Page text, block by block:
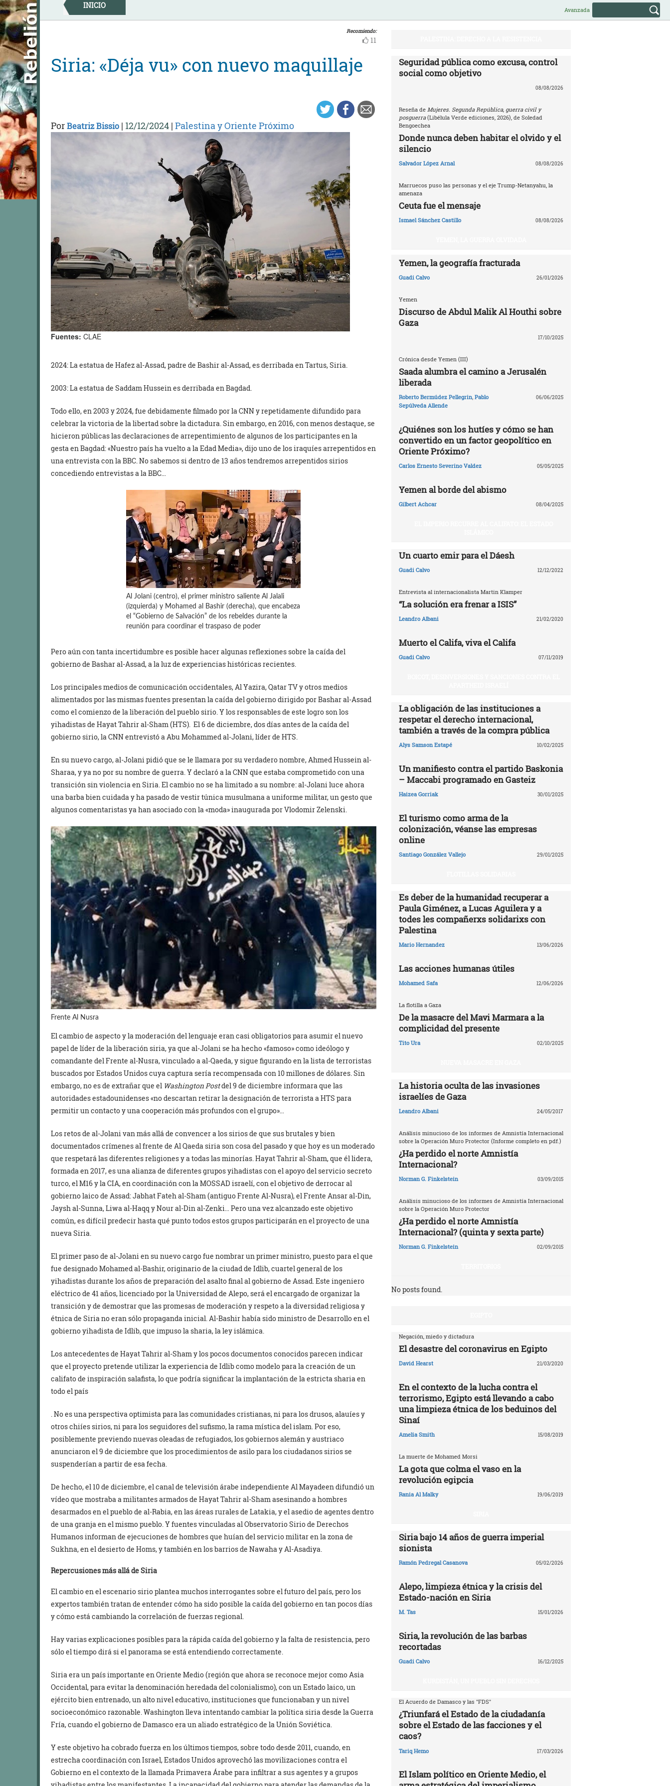
Skip
to
content
INICIO Avanzada
Recomiendo:
11
Siria: «Déja vu» con nuevo maquillaje
PorBeatriz Bissio | 12/12/2024 | Palestina y Oriente Próximo
Fuentes: CLAE
2024: La estatua de Hafez al-Assad, padre de Bashir al-Assad, es derribada en Tartus, Siria.
2003: La estatua de Saddam Hussein es derribada en Bagdad.
Todo ello, en 2003 y 2024, fue debidamente filmado por la CNN y repetidamente difundido para
celebrar la victoria de la libertad sobre la dictadura. Sin embargo, en 2016, con menos destaque, se
hicieron públicas las declaraciones de arrepentimiento de algunos de los participantes en la
gesta en Bagdad: «Nuestro país ha vuelto a la Edad Media», dijo uno de los iraquíes arrepentidos en
una entrevista con la BBC. No sabemos si dentro de 13 años tendremos arrepentidos sirios
concediendo entrevistas a la BBC…
Al Jolani (centro), el primer ministro saliente Al Jalali
(izquierda) y Mohamed al Bashir (derecha), que encabeza
el “Gobierno de Salvación” de los rebeldes durante la
reunión para coordinar el traspaso de poder
Pero aún con tanta incertidumbre es posible hacer algunas reflexiones sobre la caída del
gobierno de Bashar al-Assad, a la luz de experiencias históricas recientes.
Los principales medios de comunicación occidentales, Al Yazira, Qatar TV y otros medios
alimentados por las mismas fuentes presentan la caída del gobierno dirigido por Bashar al-Assad
como el comienzo de la liberación del pueblo sirio. Y los responsables de este logro son los
yihadistas de Hayat Tahrir al-Sham (HTS). El 6 de diciembre, dos días antes de la caída del
gobierno sirio, la CNN entrevistó a Abu Mohammed al-Jolani, líder de HTS.
En su nuevo cargo, al-Jolani pidió que se le llamara por su verdadero nombre, Ahmed Hussein al-
Sharaa, y ya no por su nombre de guerra. Y declaró a la CNN que estaba comprometido con una
transición sin violencia en Siria. El cambio no se ha limitado a su nombre: al-Jolani luce ahora
una barba bien cuidada y ha pasado de vestir túnica musulmana a uniforme militar, un gesto que
algunos comentaristas ya han asociado con la «moda» inaugurada por Vlodomir Zelenski.
Frente Al Nusra
El cambio de aspecto y la moderación del lenguaje eran casi obligatorios para asumir el nuevo
papel de líder de la liberación siria, ya que al-Jolani se ha hecho «famoso» como ideólogo y
comandante del Frente al-Nusra, vinculado a al-Qaeda, y sigue figurando en la lista de terroristas
buscados por Estados Unidos cuya captura sería recompensada con 10 millones de dólares. Sin
embargo, no es de extrañar que el Washington Postdel 9 de diciembre informara que las
autoridades estadounidenses «no descartan retirar la designación de terrorista a HTS para
permitir un contacto y una cooperación más profundos con el grupo»…
Los retos de al-Jolani van más allá de convencer a los sirios de que sus brutales y bien
documentados crímenes al frente de Al Qaeda siria son cosa del pasado y que hoy es un moderado
que respetará las diferentes religiones y a todas las minorías. Hayat Tahrir al-Sham, que él lidera,
formada en 2017, es una alianza de diferentes grupos yihadistas con el apoyo del servicio secreto
turco, el M16 y la CIA, en coordinación con la MOSSAD israelí, con el objetivo de derrocar al
gobierno laico de Assad: Jabhat Fateh al-Sham (antiguo Frente Al-Nusra), el Frente Ansar al-Din,
Jaysh al-Sunna, Liwa al-Haqq y Nour al-Din al-Zenki… Pero una vez alcanzado este objetivo
común, es difícil predecir hasta qué punto todos estos grupos participarán en el proyecto de una
nueva Siria.
El primer paso de al-Jolani en su nuevo cargo fue nombrar un primer ministro, puesto para el que
fue designado Mohamed al-Bashir, originario de la ciudad de Idlib, cuartel general de los
yihadistas durante los años de preparación del asalto final al gobierno de Assad. Este ingeniero
eléctrico de 41 años, licenciado por la Universidad de Alepo, será el encargado de organizar la
transición y de demostrar que las promesas de moderación y respeto a la diversidad religiosa y
étnica de Siria no eran sólo propaganda inicial. Al-Bashir había sido ministro de Desarrollo en el
gobierno yihadista de Idlib, que impuso la sharia, la ley islámica.
Los antecedentes de Hayat Tahrir al-Sham y los pocos documentos conocidos parecen indicar
que el proyecto pretende utilizar la experiencia de Idlib como modelo para la creación de un
califato de inspiración salafista, lo que podría significar la implantación de la estricta sharia en
todo el país
. No es una perspectiva optimista para las comunidades cristianas, ni para los drusos, alauíes y
otros chiíes sirios, ni para los seguidores del sufismo, la rama mística del islam. Por eso,
posiblemente previendo nuevas oleadas de refugiados, los gobiernos alemán y austriaco
anunciaron el 9 de diciembre que los procedimientos de asilo para los ciudadanos sirios se
suspenderían a partir de esa fecha.
De hecho, el 10 de diciembre, el canal de televisión árabe independiente Al Mayadeen difundió un
vídeo que mostraba a militantes armados de Hayat Tahrir al-Sham asesinando a hombres
desarmados en el pueblo de al-Rabia, en las áreas rurales de Latakia, y el asedio de agentes dentro
de una granja en el mismo pueblo. Y fuentes vinculadas al Observatorio Sirio de Derechos
Humanos informan de ejecuciones de hombres que huían del servicio militar en la zona de
Sukhna, en el desierto de Homs, y también en los barrios de Nawaha y Al-Asadiya.
Repercusiones más allá de Siria
El cambio en el escenario sirio plantea muchos interrogantes sobre el futuro del país, pero los
expertos también tratan de entender cómo ha sido posible la caída del gobierno en tan pocos días
y cómo está cambiando la correlación de fuerzas regional.
Hay varias explicaciones posibles para la rápida caída del gobierno y la falta de resistencia, pero
sólo el tiempo dirá si el panorama se está entendiendo correctamente.
Siria era un país importante en Oriente Medio (región que ahora se reconoce mejor como Asia
Occidental, para evitar la denominación heredada del colonialismo), con un Estado laico, un
ejército bien entrenado, un alto nivel educativo, instituciones que funcionaban y un nivel
socioeconómico razonable. Washington lleva intentando cambiar la política siria desde la Guerra
Fría, cuando el gobierno de Damasco era un aliado estratégico de la Unión Soviética.
Y este objetivo ha cobrado fuerza en los últimos tiempos, sobre todo desde 2011, cuando, en
estrecha coordinación con Israel, Estados Unidos aprovechó las movilizaciones contra el
Gobierno en el contexto de la llamada Primavera Árabe para infiltrar a sus agentes y a grupos
Seguridad pública como excusa, control
social como objetivo
08/08/2026
Reseña de Mujeres. Segunda República, guerra civil y
posguerra(Libélula Verde ediciones, 2026), de Soledad
Bengoechea
Donde nunca deben habitar el olvido y el
silencio
Salvador López Arnal 08/08/2026
Marruecos puso las personas y el eje Trump-Netanyahu, la
amenaza
Ceuta fue el mensaje
Ismael Sánchez Castillo 08/08/2026
Yemen, la geografía fracturada
Guadi Calvo 26/01/2026
Yemen
Discurso de Abdul Malik Al Houthi sobre
Gaza
17/10/2025
Crónica desde Yemen (III)
Saada alumbra el camino a Jerusalén
liberada
Roberto Bermúdez Pellegrin, Pablo
Sepúlveda Allende
06/06/2025
¿Quiénes son los hutíes y cómo se han
convertido en un factor geopolítico en
Oriente Próximo?
Carlos Ernesto Severino Valdez 05/05/2025
Yemen al borde del abismo
Gilbert Achcar 08/04/2025
Un cuarto emir para el Dáesh
Guadi Calvo 12/12/2022
Entrevista al internacionalista Martin Klamper
“La solución era frenar a ISIS”
Leandro Albani 21/02/2020
Muerto el Califa, viva el Califa
Guadi Calvo 07/11/2019
La obligación de las instituciones a
respetar el derecho internacional,
también a través de la compra pública
Alys Samson Estapé 10/02/2025
Un manifiesto contra el partido Baskonia
– Maccabi programado en Gasteiz
Haizea Gorriak 30/01/2025
El turismo como arma de la
colonización, véanse las empresas
online
Santiago González Vallejo 29/01/2025
Es deber de la humanidad recuperar a
Paula Giménez, a Lucas Aguilera y a
todes les compañerxs solidarixs con
Palestina
Mario Hernandez 13/06/2026
Las acciones humanas útiles
Mohamed Safa 12/06/2026
La flotilla a Gaza
De la masacre del Mavi Marmara a la
complicidad del presente
Tito Ura 02/10/2025
La historia oculta de las invasiones
israelíes de Gaza
Leandro Albani 24/05/2017
Análisis minucioso de los informes de Amnistía Internacional
sobre la Operación Muro Protector (Informe completo en pdf.)
¿Ha perdido el norte Amnistía
Internacional?
Norman G. Finkelstein 03/09/2015
Análisis minucioso de los informes de Amnistía Internacional
sobre la Operación Muro Protector
¿Ha perdido el norte Amnistía
Internacional? (quinta y sexta parte)
Norman G. Finkelstein 02/09/2015
No posts found.
Negación, miedo y dictadura
El desastre del coronavirus en Egipto
David Hearst 21/03/2020
En el contexto de la lucha contra el
terrorismo, Egipto está llevando a cabo
una limpieza étnica de los beduinos del
Sinaí
Amelia Smith 15/08/2019
La muerte de Mohamed Morsi
La gota que colma el vaso en la
revolución egipcia
Rania Al Malky 19/06/2019
Siria bajo 14 años de guerra imperial
sionista
Ramón Pedregal Casanova 05/02/2026
Alepo, limpieza étnica y la crisis del
Estado-nación en Siria
M. Tas 15/01/2026
Siria, la revolución de las barbas
recortadas
Guadi Calvo 16/12/2025
El Acuerdo de Damasco y las "FDS"
¿Triunfará el Estado de la ciudadanía
sobre el Estado de las facciones y el
caos?
Tariq Hemo 17/03/2026
El Islam político en Oriente Medio, el